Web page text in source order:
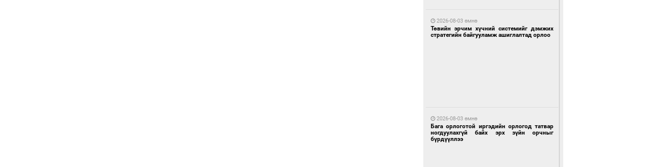
2026-08-03 өмнө
Төвийн эрчим хүчний системийг дэмжих
стратегийн байгууламж ашиглалтад орлоо
2026-08-03 өмнө
Бага орлоготой иргэдийн орлогод татвар
ногдуулахгүй байх эрх зүйн орчныг
бүрдүүллээ